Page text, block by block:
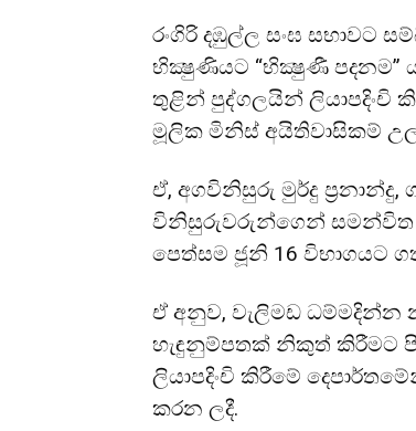
රංගිරි දඹුල්ල සංඝ සභාවට
භික්‍ෂුණියට “භික්‍ෂුණී පදනම”
තුළින් පුද්ගලයින් ලියාපදිංචි
මූලික මිනිස් අයිතිවාසිකම්
ඒ, අගවිනිසුරු මුර්දු
විනිසුරුවරුන්ගෙන් සමන්විත
පෙත්සම ජූනි 16 විභාගයට
ඒ අනුව, වැලිමඩ ධම්මදින්න
හැඳුනුම්පතක් නිකුත් කිරීමට
ලියාපදිංචි කිරීමේ
කරන ලදී.